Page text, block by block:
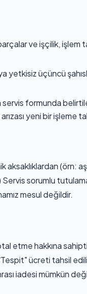
ve işçilik, işlem
yetkisiz üçüncü
servis formunda
yeni bir işleme
aksaklıklardan (örn:
Servis sorumlu
mesul değildir.
etme hakkına
ücreti tahsil
iadesi mümkün